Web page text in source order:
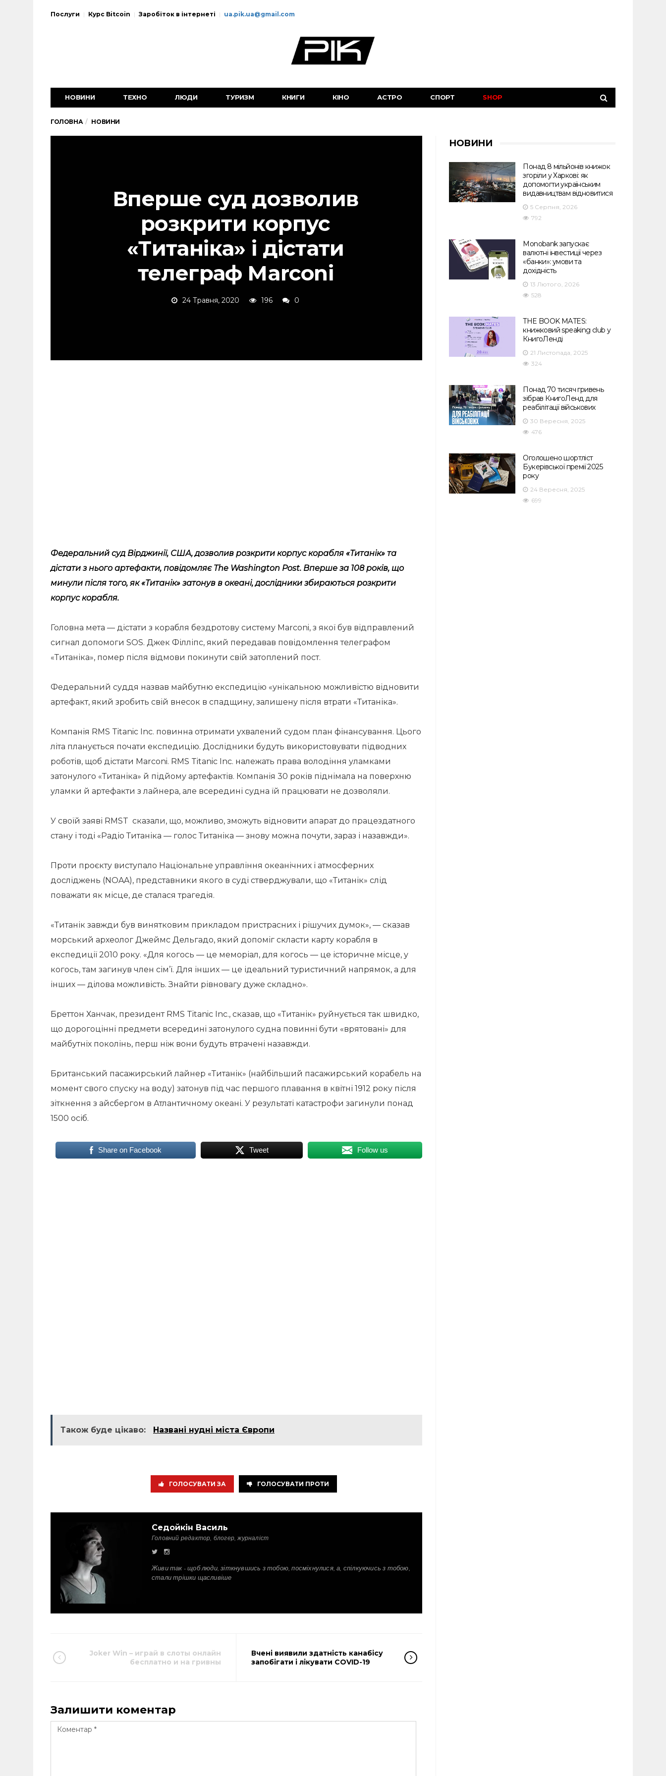
Послуги Курс Bitcoin Заробіток в інтернеті ua.pik.ua@gmail.com
НОВИНИ ТЕХНО ЛЮДИ ТУРИЗМ КНИГИ КІНО АСТРО СПОРТ SHOP
ГОЛОВНА НОВИНИ
Вперше суд дозволив
розкрити корпус
«Титаніка» і дістати
телеграф Marconi
24 Травня, 2020 196 0
Федеральний суд Вірджинії, США, дозволив розкрити корпус корабля «Титанік» та
дістати з нього артефакти, повідомляєThe Washington Post. Вперше за 108 років, що
минули після того, як «Титанік» затонув в океані, дослідники збираються розкрити
корпус корабля.
Головна мета — дістати з корабля бездротову систему Marconi, з якої був відправлений
сигнал допомоги SOS. Джек Філліпс, який передавав повідомлення телеграфом
«Титаніка», помер після відмови покинути свій затоплений пост.
Федеральний суддя назвав майбутню експедицію «унікальною можливістю відновити
артефакт, який зробить свій внесок в спадщину, залишену після втрати «Титаніка».
Компанія RMS Titanic Inc. повинна отримати ухвалений судом план фінансування. Цього
літа планується почати експедицію. Дослідники будуть використовувати підводних
роботів, щоб дістати Marconi. RMS Titanic Inc. належать права володіння уламками
затонулого «Титаніка» й підйому артефактів. Компанія 30 років піднімала на поверхню
уламки й артефакти з лайнера, але всередині судна їй працювати не дозволяли.
У своїй заяві RMST сказали, що, можливо, зможуть відновити апарат до працездатного
стану і тоді «Радіо Титаніка — голос Титаніка — знову можна почути, зараз і назавжди».
Проти проєкту виступало Національне управління океанічних і атмосферних
досліджень (NOAA), представники якого в суді стверджували, що «Титанік» слід
поважати як місце, де сталася трагедія.
«Титанік завжди був винятковим прикладом пристрасних і рішучих думок», — сказав
морський археолог Джеймс Дельгадо, який допоміг скласти карту корабля в
експедиції 2010 року. «Для когось — це меморіал, для когось — це історичне місце, у
когось, там загинув член сім’ї. Для інших — це ідеальний туристичний напрямок, а для
інших — ділова можливість. Знайти рівновагу дуже складно».
Бреттон Ханчак, президент RMS Titanic Inc., сказав, що «Титанік» руйнується так швидко,
що дорогоцінні предмети всередині затонулого судна повинні бути «врятовані» для
майбутніх поколінь, перш ніж вони будуть втрачені назавжди.
Британський пасажирський лайнер «Титанік» (найбільший пасажирський корабель на
момент свого спуску на воду) затонув під час першого плавання в квітні 1912 року після
зіткнення з айсбергом в Атлантичному океані. У результаті катастрофи загинули понад
1500 осіб.
Share on Facebook Tweet Follow us
Також буде цікаво: Названі нудні міста Європи
ГОЛОСУВАТИ ЗА ГОЛОСУВАТИ ПРОТИ
Седойкін Василь
Головний редактор, блогер, журналіст
Живи так - щоб люди, зіткнувшись з тобою, посміхнулися, а, спілкуючись з тобою,
стали трішки щасливіше
Joker Win – играй в слоты онлайн
бесплатно и на гривны
Вчені виявили здатність канабісу
запобігати і лікувати COVID-19
Залишити коментар
НОВИНИ
Понад 8 мільйонів книжок
згоріли у Харкові: як
допомогти українським
видавництвам відновитися
5 Серпня, 2026
792
Monobank запускає
валютні інвестиції через
«банки»: умови та
дохідність
13 Лютого, 2026
528
THE BOOK MATES:
книжковий speaking club у
КнигоЛенді
21 Листопада, 2025
324
Понад 70 тисяч гривень
зібрав КнигоЛенд для
реабілітації військових
30 Вересня, 2025
476
Оголошено шортліст
Букерівської премії 2025
року
24 Вересня, 2025
699